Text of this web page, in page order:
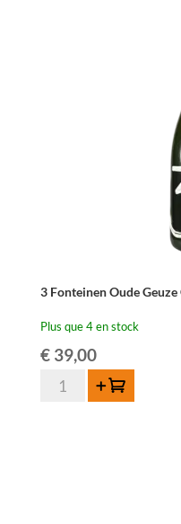
3 Fonteinen Oude
Plus que 4 en stock
€39,00
quantité
Ajouter au panier